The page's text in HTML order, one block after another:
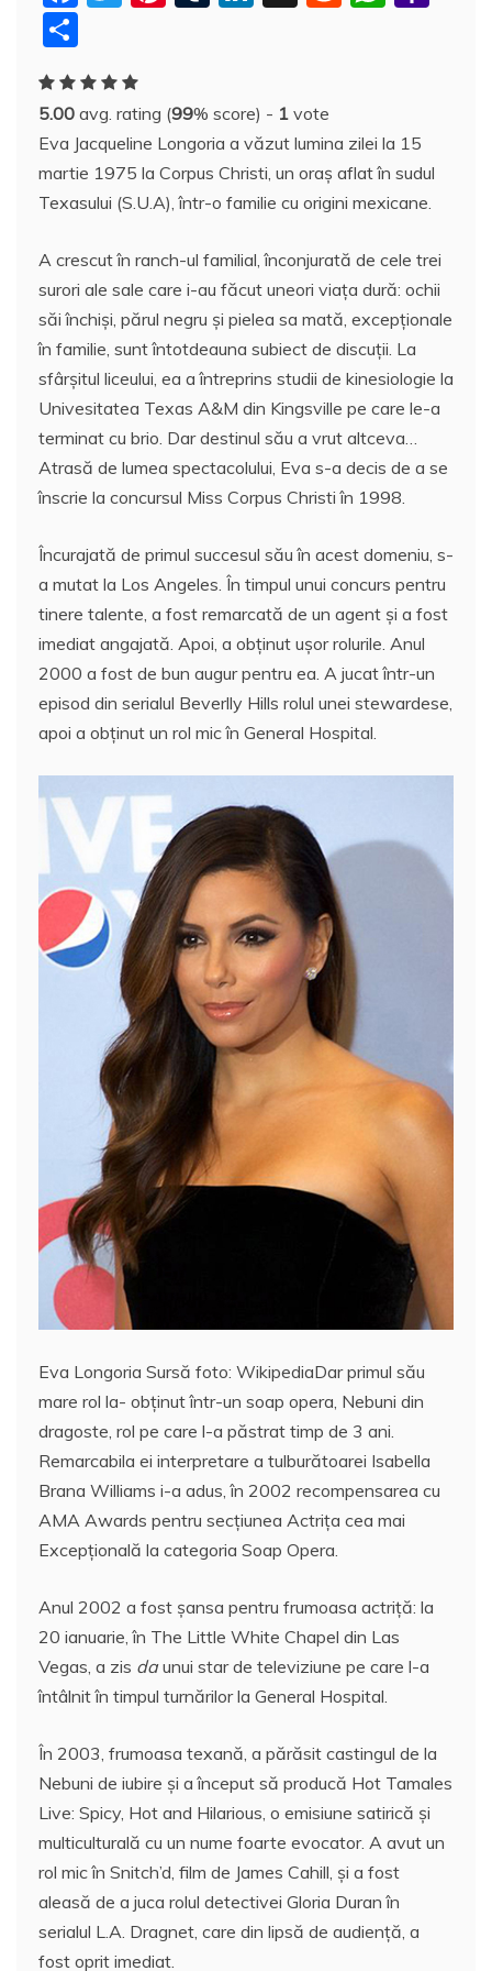
e
b
o
o
er
e
st r
e
dI
n
p
a
c
e
t
A
p
p
M
ai
a
rt
aj
e
a
ă
5.00 avg. rating (99% score) - 1 vote
Eva Jacqueline Longoria a văzut lumina zilei la 15
martie 1975 la Corpus Christi, un oraş aflat în sudul
Texasului (S.U.A), într-o familie cu origini mexicane.
A crescut în ranch-ul familial, înconjurată de cele trei
surori ale sale care i-au făcut uneori viaţa dură: ochii
săi închişi, părul negru şi pielea sa mată, excepţionale
în familie, sunt întotdeauna subiect de discuţii. La
sfârşitul liceului, ea a întreprins studii de kinesiologie la
Univesitatea Texas A&M din Kingsville pe care le-a
terminat cu brio. Dar destinul său a vrut altceva…
Atrasă de lumea spectacolului, Eva s-a decis de a se
înscrie la concursul Miss Corpus Christi în 1998.
Încurajată de primul succesul său în acest domeniu, s-
a mutat la Los Angeles. În timpul unui concurs pentru
tinere talente, a fost remarcată de un agent şi a fost
imediat angajată. Apoi, a obţinut uşor rolurile. Anul
2000 a fost de bun augur pentru ea. A jucat într-un
episod din serialul Beverlly Hills rolul unei stewardese,
apoi a obţinut un rol mic în General Hospital.
Eva Longoria Sursă foto: WikipediaDar primul său
mare rol la- obţinut într-un soap opera, Nebuni din
dragoste, rol pe care l-a păstrat timp de 3 ani.
Remarcabila ei interpretare a tulburătoarei Isabella
Brana Williams i-a adus, în 2002 recompensarea cu
AMA Awards pentru secţiunea Actriţa cea mai
Excepţională la categoria Soap Opera.
Anul 2002 a fost şansa pentru frumoasa actriţă: la
20 ianuarie, în The Little White Chapel din Las
Vegas, a zis daunui star de televiziune pe care l-a
întâlnit în timpul turnărilor la General Hospital.
În 2003, frumoasa texană, a părăsit castingul de la
Nebuni de iubire şi a început să producă Hot Tamales
Live: Spicy, Hot and Hilarious, o emisiune satirică şi
multiculturală cu un nume foarte evocator. A avut un
rol mic în Snitch’d, film de James Cahill, şi a fost
aleasă de a juca rolul detectivei Gloria Duran în
serialul L.A. Dragnet, care din lipsă de audienţă, a
fost oprit imediat.